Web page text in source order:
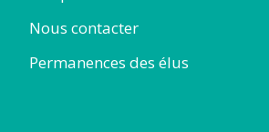
Nous contacter
Permanences des élus